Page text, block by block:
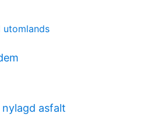
utomlands
asfalt